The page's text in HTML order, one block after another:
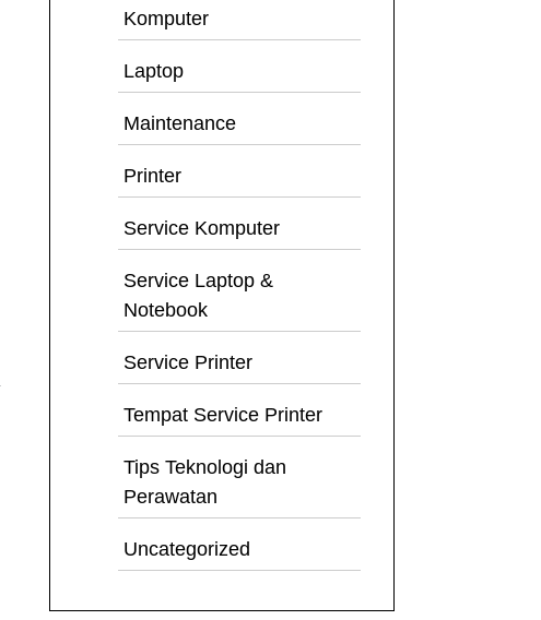
Komputer
Laptop
Maintenance
Printer
Service Komputer
Service Laptop &
Notebook
Service Printer
Tempat Service Printer
Tips Teknologi dan
Perawatan
Uncategorized